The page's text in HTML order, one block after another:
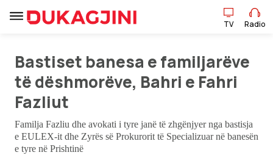
TV Radio
Lajme
TV Radio
Bastiset banesa e familjarëve
të dëshmorëve, Bahri e Fahri
Fazliut
Familja Fazliu dhe avokati i tyre janë të zhgënjyer nga bastisja
e EULEX-it dhe Zyrës së Prokurorit të Specializuar në banesën
e tyre në Prishtinë